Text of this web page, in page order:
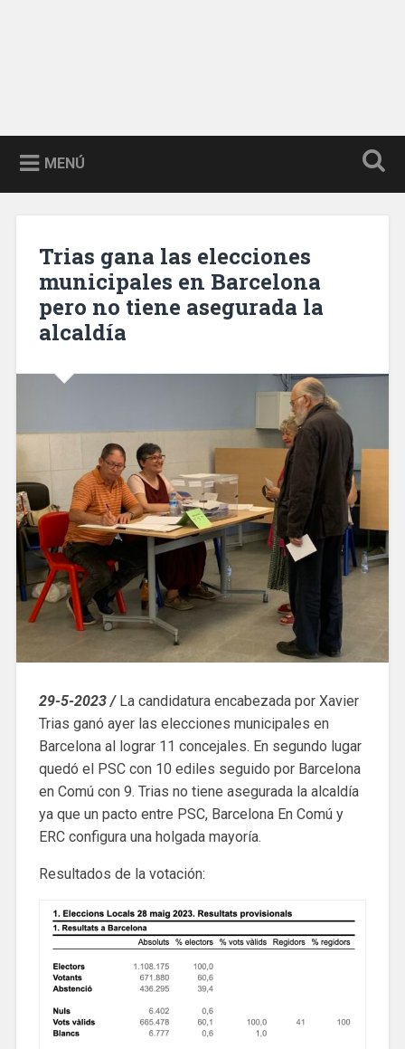
MENÚ
Trias gana las elecciones
municipales en Barcelona
pero no tiene asegurada la
alcaldía
29-5-2023 /La candidatura encabezada por Xavier
Trias ganó ayer las elecciones municipales en
Barcelona al lograr 11 concejales. En segundo lugar
quedó el PSC con 10 ediles seguido por Barcelona
en Comú con 9. Trias no tiene asegurada la alcaldía
ya que un pacto entre PSC, Barcelona En Comú y
ERC configura una holgada mayoría.
Resultados de la votación: